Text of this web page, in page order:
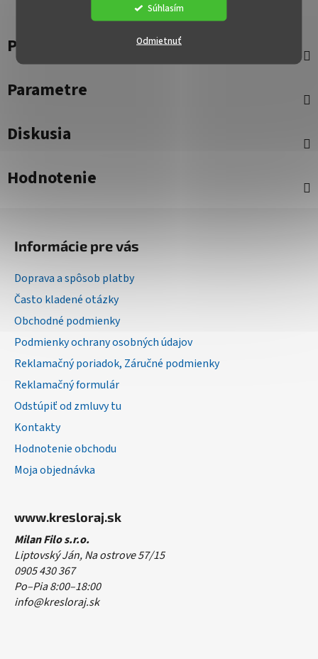
Odmietnuť
Súhlasím
Popis
Parametre
Diskusia
Hodnotenie
Informácie pre vás
Doprava a spôsob platby
Často kladené otázky
Obchodné podmienky
Podmienky ochrany osobných údajov
Reklamačný poriadok, Záručné podmienky
Reklamačný formulár
Odstúpiť od zmluvy tu
Kontakty
Hodnotenie obchodu
Moja objednávka
www.kresloraj.sk
Milan Filo s.r.o.
Liptovský Ján, Na ostrove 57/15
0905 430 367
Po–Pia 8:00–18:00
info@kresloraj.sk